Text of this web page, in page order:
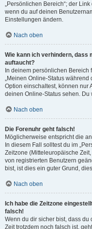
„Persönlichen Bereich“; der
wenn du auf deinen
Einstellungen ändern.
Nach oben
Wie kann ich verhindern, dass
auftaucht?
In deinem persönlichen
„Meinen Online-Status während
Option einschaltest, können nur
deinen Online-Status sehen.
Nach oben
Die Forenuhr geht falsch!
Möglicherweise entspricht die
In diesem Fall solltest du im
Zeitzone (Mitteleuropäische
von registrierten Benutzern
bist, ist dies ein guter Grund,
Nach oben
Ich habe die Zeitzone
falsch!
Wenn du dir sicher bist, dass
Zeit trotzdem noch falsch ist,